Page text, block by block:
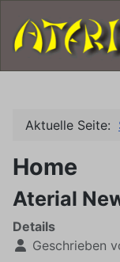
Aktuelle Seite:
Home
Aterial
Details
Geschrieben